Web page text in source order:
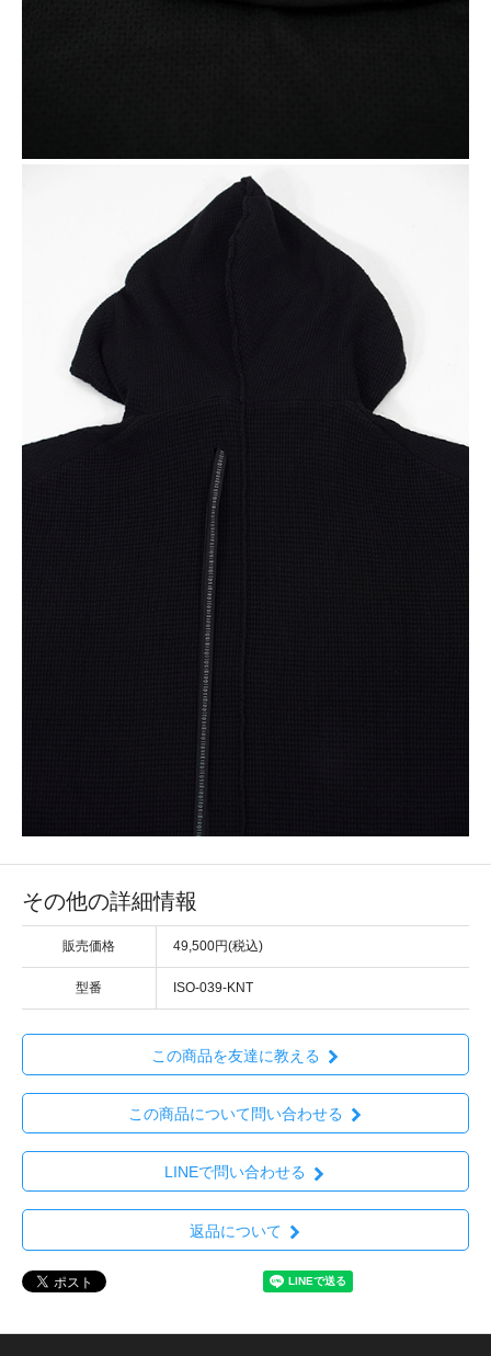
その他の詳細情報
販売価格 49,500円(税込)
型番 ISO-039-KNT
この商品を友達に教える
この商品について問い合わせる
LINEで問い合わせる
返品について